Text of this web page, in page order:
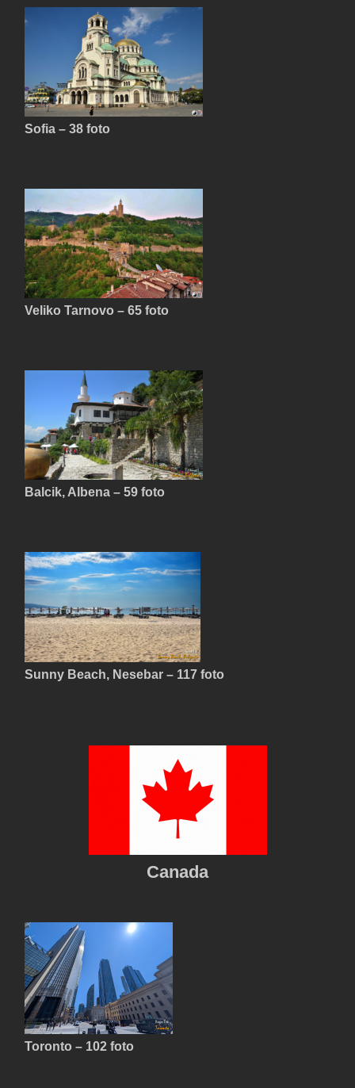
Sofia – 38 foto
Veliko Tarnovo – 65 foto
Balcik, Albena – 59 foto
Sunny Beach, Nesebar – 117 foto
Canada
Toronto – 102 foto